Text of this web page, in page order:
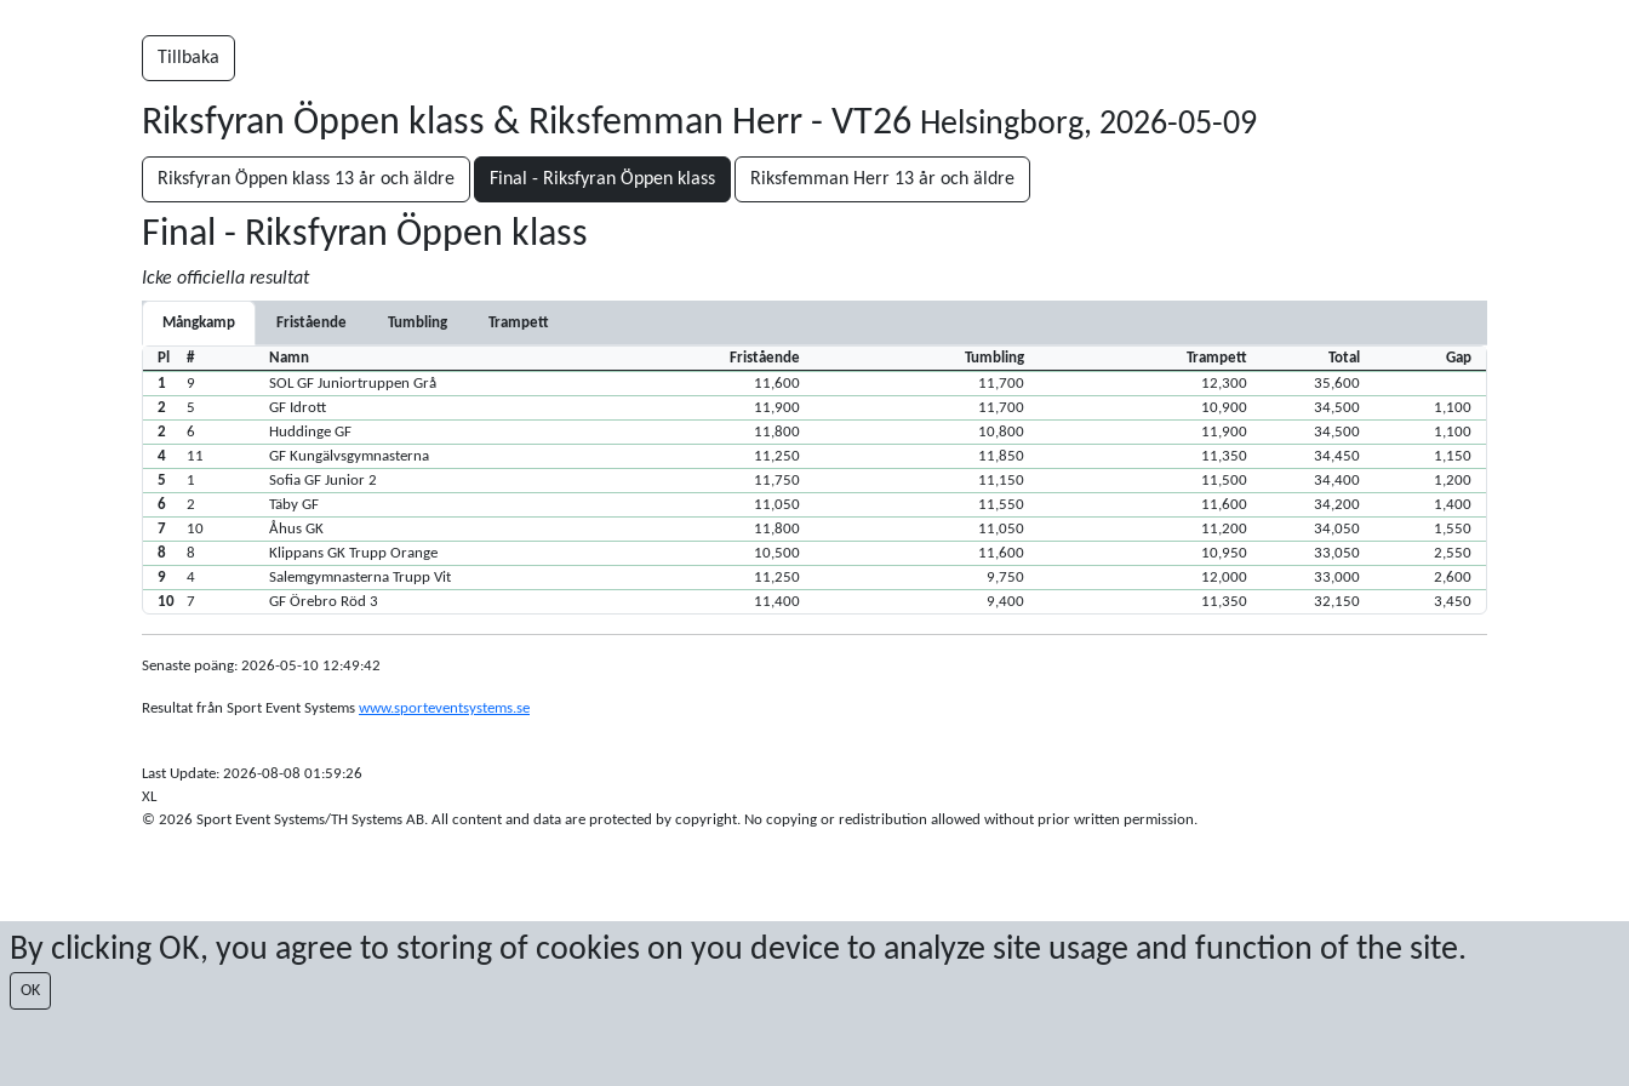
By clicking OK, you agree to storing of cookies on you device to analyze site usage and function of the site.
OK
Tillbaka
Riksfyran Öppen klass & Riksfemman Herr - VT26 Helsingborg, 2026-05-09
Riksfyran Öppen klass 13 år och äldre Final - Riksfyran Öppen klass Riksfemman Herr 13 år och äldre
Final - Riksfyran Öppen klass
Icke officiella resultat
Mångkamp Fristående Tumbling Trampett
Pl # Namn Fristående Tumbling Trampett Total
Gap
1
9 SOL GF Juniortruppen Grå 11,600 11,700 12,300
35,600
2
5 GF Idrott 11,900 11,700 10,900 34,500
1,100
2
6 Huddinge GF 11,800 10,800 11,900 34,500
1,100
4
11 GF Kungälvsgymnasterna 11,250 11,850 11,350 34,450
1,150
5
1 Sofia GF Junior 2 11,750 11,150 11,500 34,400
1,200
6
2 Täby GF 11,050 11,550 11,600 34,200
1,400
7
10 Åhus GK 11,800 11,050 11,200 34,050
1,550
8
8 Klippans GK Trupp Orange 10,500 11,600 10,950 33,050
2,550
9
4 Salemgymnasterna Trupp Vit 11,250 9,750 12,000 33,000
2,600
10
7 GF Örebro Röd 3 11,400 9,400 11,350 32,150 3,450
Senaste poäng: 2026-05-10 12:49:42
Resultat från Sport Event Systems www.sporteventsystems.se
Last Update: 2026-08-08 01:59:26
XL
© 2026 Sport Event Systems/TH Systems AB. All content and data are protected by copyright. No copying or redistribution allowed without prior written permission.